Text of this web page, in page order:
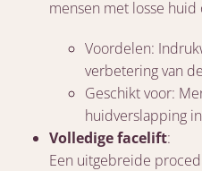
mensen met losse
Voordelen:
verbetering van
Geschikt voor:
huidverslapping
Volledige facelift:
Een uitgebreide